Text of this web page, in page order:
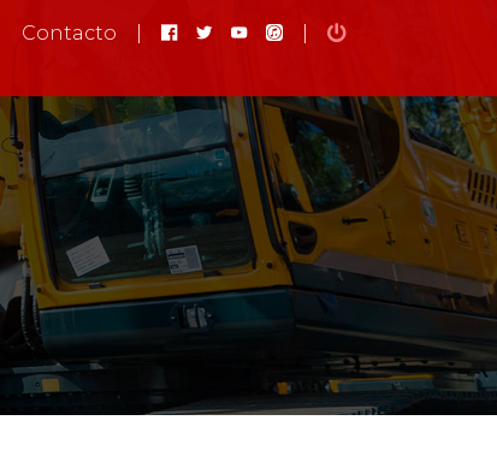
Contacto